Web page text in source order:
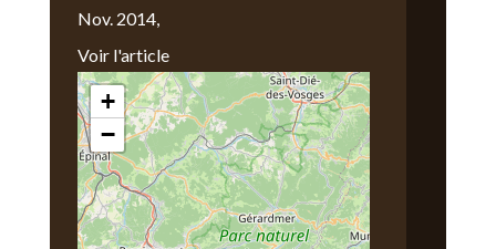
Nov. 2014,
Voir l'article
Nous Trouver
+
−